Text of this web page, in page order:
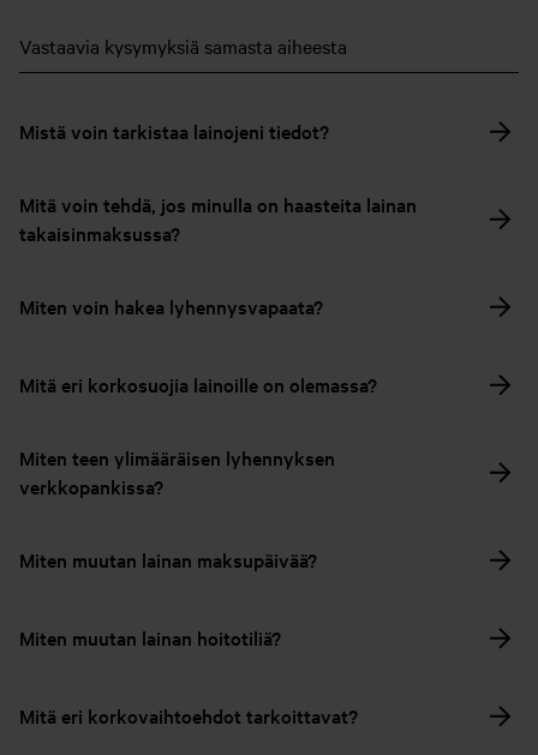
Vastaavia kysymyksiä samasta aiheesta
Mistä voin tarkistaa lainojeni tiedot?
Mitä voin tehdä, jos minulla on haasteita lainan
takaisinmaksussa?
Miten voin hakea lyhennysvapaata?
Mitä eri korkosuojia lainoille on olemassa?
Miten teen ylimääräisen lyhennyksen
verkkopankissa?
Miten muutan lainan maksupäivää?
Miten muutan lainan hoitotiliä?
Mitä eri korkovaihtoehdot tarkoittavat?